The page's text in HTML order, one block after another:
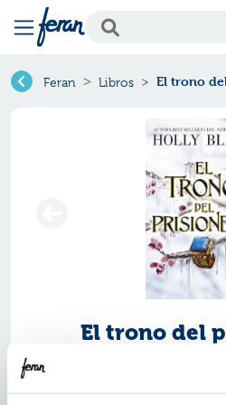
Feran Libros El trono
El trono del
Ref.
ISBN:9788419252739